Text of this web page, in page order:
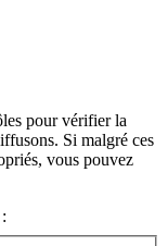
pour vérifier la
Si malgré ces
vous pouvez